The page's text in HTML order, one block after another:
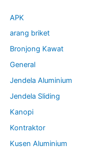
APK
arang briket
Bronjong Kawat
General
Jendela Aluminium
Jendela Sliding
Kanopi
Kontraktor
Kusen Aluminium